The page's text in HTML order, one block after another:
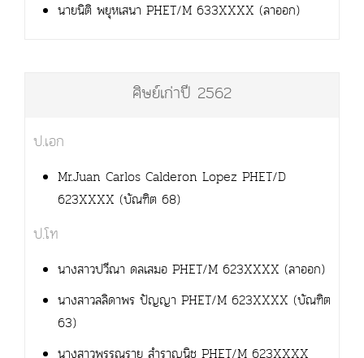
นายนิติ พยุหเสนา PHET/M 633XXXX (ลาออก)
ศิษย์เก่าปี 2562
ป.เอก
Mr.Juan Carlos Calderon Lopez PHET/D
623XXXX (บัณฑิต 68)
ป.โท
นางสาวปวีณา ดลเสมอ PHET/M 623XXXX (ลาออก)
นางสาวลลิดาพร ปัญญา PHET/M 623XXXX (บัณฑิต
63)
นางสาวพรรณราย สำราญนิช PHET/M 623XXXX